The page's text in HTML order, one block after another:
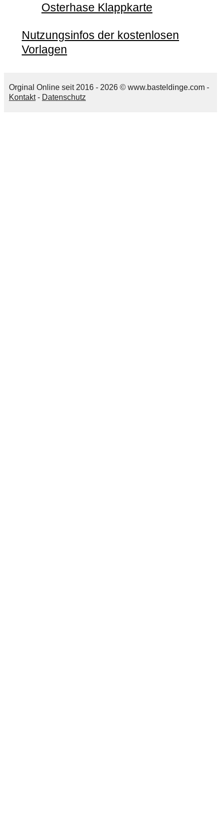
Osterhase Klappkarte
Nutzungsinfos der kostenlosen
Vorlagen
Orginal Online seit 2016 - 2026 © www.basteldinge.com -
Kontakt- Datenschutz